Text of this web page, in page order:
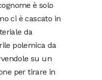
è solo
ci è cascato in
da
polemica da
su un
per tirare in